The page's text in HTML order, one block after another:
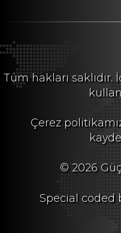
Tüm hakları
Çerez
© 2026
Special coded